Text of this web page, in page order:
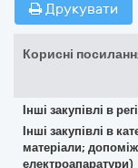
Друкувати
Корисні
Інші закупівлі в
Інші закупівлі в
матеріали;
електроапаратури)